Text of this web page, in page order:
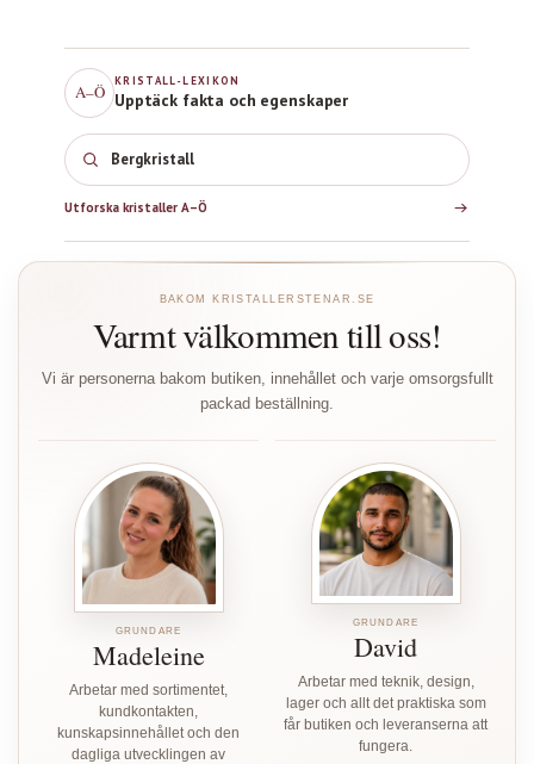
A–Ö
KRISTALL-LEXIKON
Upptäck fakta och egenskaper
Bergkristall
Utforska kristaller A–Ö
BAKOM KRISTALLERSTENAR.SE
Varmt välkommen till oss!
Vi är personerna bakom butiken, innehållet och varje omsorgsfullt
packad beställning.
GRUNDARE
Madeleine
Arbetar med sortimentet,
kundkontakten,
kunskapsinnehållet och den
dagliga utvecklingen av
GRUNDARE
David
Arbetar med teknik, design,
lager och allt det praktiska som
får butiken och leveranserna att
fungera.